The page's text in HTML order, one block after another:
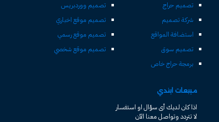
تصميم حراج
شركة تصميم
استضافة المواقع
تصميم سوق
برمجة حراج خاص
تصميم ووردبريس
تصميم موقع اخباري
تصميم موقع رسمي
تصميم موقع شخصي
مبيعات ابتدي
اذا كان لديك أى سؤال او استفسار
لا تتردد وتواصل معنا الآن